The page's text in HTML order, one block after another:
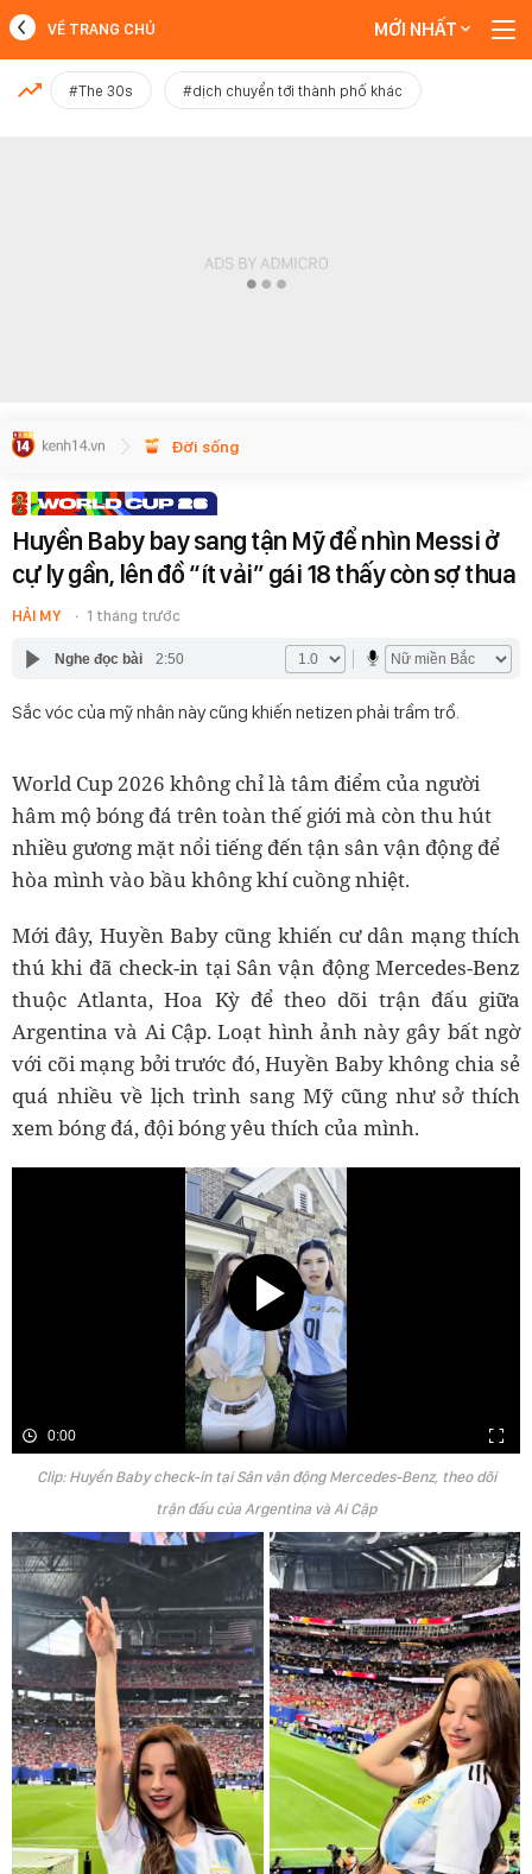
MỚI NHẤT
VỀ TRANG CHỦ MỚI NHẤT
#The 30s #dịch chuyển tới thành phố khác
Đời sống
Huyền Baby bay sang tận Mỹ để nhìn Messi ở
cự ly gần, lên đồ “ít vải” gái 18 thấy còn sợ thua
HẢI MY 1 tháng trước
Nghe đọc bài 2:50
Sắc vóc của mỹ nhân này cũng khiến netizen phải trầm trồ.
World Cup 2026 không chỉ là tâm điểm của người
hâm mộ bóng đá trên toàn thế giới mà còn thu hút
nhiều gương mặt nổi tiếng đến tận sân vận động để
hòa mình vào bầu không khí cuồng nhiệt.
Mới đây, Huyền Baby cũng khiến cư dân mạng thích
thú khi đã check-in tại Sân vận động Mercedes-Benz
thuộc Atlanta, Hoa Kỳ để theo dõi trận đấu giữa
Argentina và Ai Cập. Loạt hình ảnh này gây bất ngờ
với cõi mạng bởi trước đó, Huyền Baby không chia sẻ
quá nhiều về lịch trình sang Mỹ cũng như sở thích
xem bóng đá, đội bóng yêu thích của mình.
0:00
Clip: Huyền Baby check-in tại Sân vận động Mercedes-Benz, theo dõi
trận đấu của Argentina và Ai Cập